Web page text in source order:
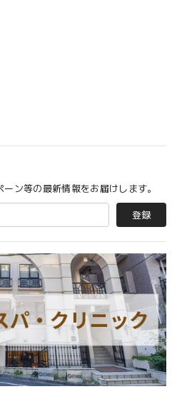
ン等の最新情報をお届けします。
登録